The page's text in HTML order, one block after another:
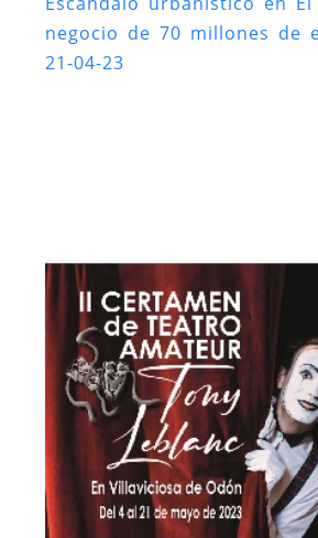
negocio de 70 millones de
21-04-23